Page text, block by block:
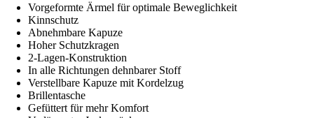
Vorgeformte Ärmel für optimale Beweglichkeit
Kinnschutz
Abnehmbare Kapuze
Hoher Schutzkragen
2-Lagen-Konstruktion
In alle Richtungen dehnbarer Stoff
Verstellbare Kapuze mit Kordelzug
Brillentasche
Gefüttert für mehr Komfort